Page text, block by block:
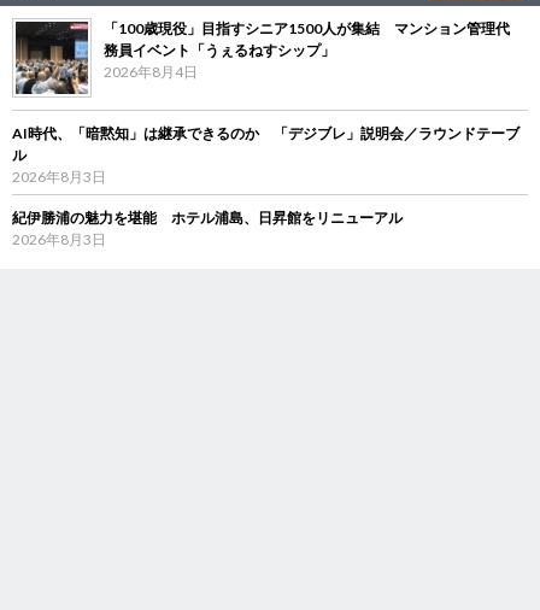
「100歳現役」目指すシニア1500人が集結 マンション管理代
務員イベント「うぇるねすシップ」
2026年8月4日
AI時代、「暗黙知」は継承できるのか 「デジブレ」説明会／ラウンドテーブ
ル
2026年8月3日
紀伊勝浦の魅力を堪能 ホテル浦島、日昇館をリニューアル
2026年8月3日